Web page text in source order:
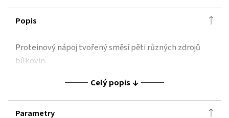
Popis
Proteinový nápoj tvořený směsí pěti různých zdrojů
bílkovin.
Celý popis
Parametry